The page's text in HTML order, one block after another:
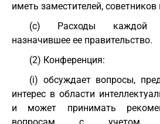
иметь заместителей, советников
(c) Расходы каждой
назначившее ее правительство.
(2) Конференция:
(i) обсуждает вопросы,
интерес в области
и может принимать